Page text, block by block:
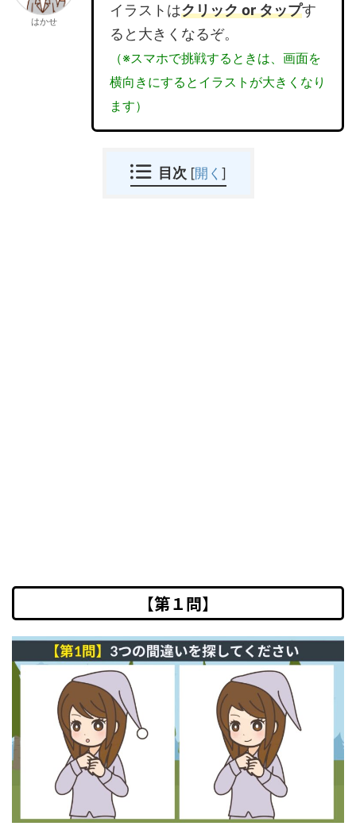
はかせ
イラストはクリック or タップす
ると大きくなるぞ。
（※スマホで挑戦するときは、画面を
横向きにするとイラストが大きくなり
ます）
目次 [開く ]
【第１問】